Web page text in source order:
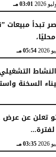
03:01 مـ
تبدأ مبيعات
05:54 مـ
السخنة
تعلن عن
03:35 مـ